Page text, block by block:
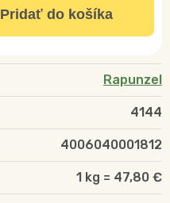
Pridať do košíka
Rapunzel
4144
4006040001812
1 kg = 47,80 €